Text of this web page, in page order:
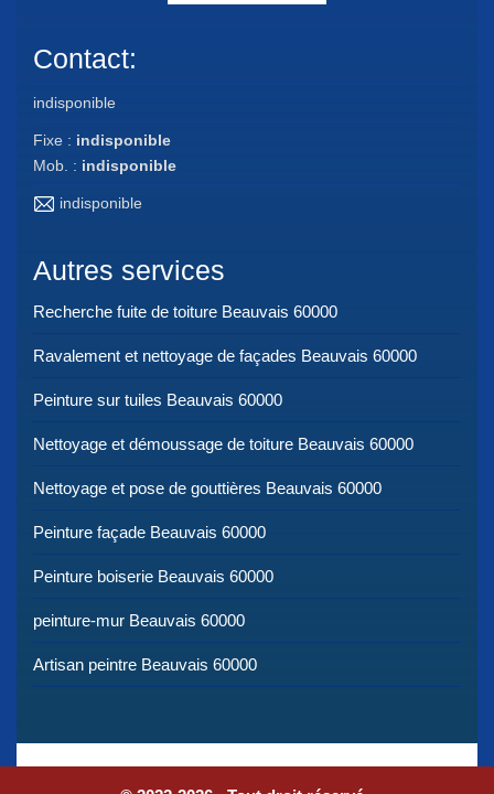
Contact:
indisponible
Fixe : indisponible
Mob. : indisponible
indisponible
Autres services
Recherche fuite de toiture Beauvais 60000
Ravalement et nettoyage de façades Beauvais 60000
Peinture sur tuiles Beauvais 60000
Nettoyage et démoussage de toiture Beauvais 60000
Nettoyage et pose de gouttières Beauvais 60000
Peinture façade Beauvais 60000
Peinture boiserie Beauvais 60000
peinture-mur Beauvais 60000
Artisan peintre Beauvais 60000